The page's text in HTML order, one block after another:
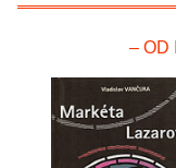
– OD